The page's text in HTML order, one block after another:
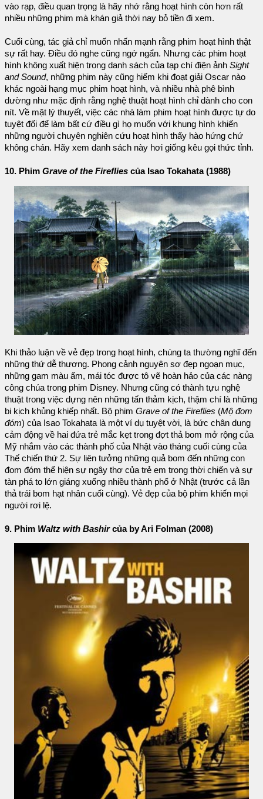
vào rạp, điều quan trọng là hãy nhớ rằng hoạt hình còn hơn rất
nhiều những phim mà khán giả thời nay bỏ tiền đi xem.
Cuối cùng, tác giả chỉ muốn nhấn mạnh rằng phim hoạt hình thật
sự rất hay. Điều đó nghe cũng ngớ ngẩn. Nhưng các phim hoạt
hình không xuất hiện trong danh sách của tạp chí điện ảnh Sight
and Sound, những phim này cũng hiếm khi đoạt giải Oscar nào
khác ngoài hạng mục phim hoạt hình, và nhiều nhà phê bình
dường như mặc định rằng nghệ thuật hoạt hình chỉ dành cho con
nít. Về mặt lý thuyết, việc các nhà làm phim hoạt hình được tự do
tuyệt đối để làm bất cứ điều gì họ muốn với khung hình khiến
những người chuyên nghiên cứu hoạt hình thấy hào hứng chứ
không chán. Hãy xem danh sách này hơi giống kêu gọi thức tỉnh.
10. Phim Grave of the Fireflies của Isao Tokahata (1988)
Khi thảo luận về vẻ đẹp trong hoạt hình, chúng ta thường nghĩ đến
những thứ dễ thương. Phong cảnh nguyên sơ đẹp ngoạn mục,
những gam màu ấm, mái tóc được tô vẽ hoàn hảo của các nàng
công chúa trong phim Disney. Nhưng cũng có thành tựu nghệ
thuật trong việc dựng nên những tấn thảm kịch, thậm chí là những
bi kịch khủng khiếp nhất. Bộ phim Grave of the Fireflies (Mộ đom
đóm) của Isao Tokahata là một ví dụ tuyệt vời, là bức chân dung
cảm động về hai đứa trẻ mắc kẹt trong đợt thả bom mở rộng của
Mỹ nhắm vào các thành phố của Nhật vào tháng cuối cùng của
Thế chiến thứ 2. Sự liên tưởng những quả bom đến những con
đom đóm thể hiện sự ngây thơ của trẻ em trong thời chiến và sự
tàn phá to lớn giáng xuống nhiều thành phố ở Nhật (trước cả lần
thả trái bom hạt nhân cuối cùng). Vẻ đẹp của bộ phim khiến mọi
người rơi lệ.
9. Phim Waltz with Bashircủa by Ari Folman (2008)